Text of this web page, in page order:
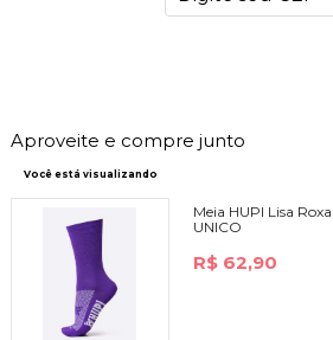
Aproveite e compre junto
Você está visualizando
Meia HUPI Lisa
UNICO
R$ 62,90